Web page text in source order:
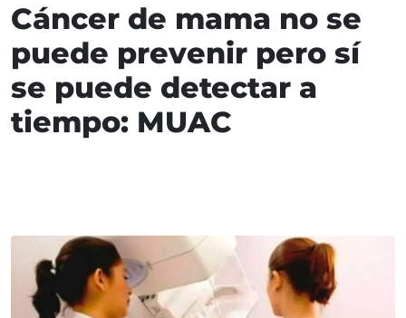
Cáncer de mama no se
puede prevenir pero sí
se puede detectar a
tiempo: MUAC